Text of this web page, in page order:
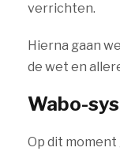
verrichten.
Hierna gaan
de wet en
Wabo-
Op dit